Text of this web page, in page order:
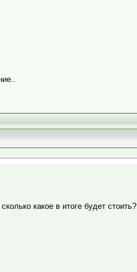
какое в итоге будет стоить?